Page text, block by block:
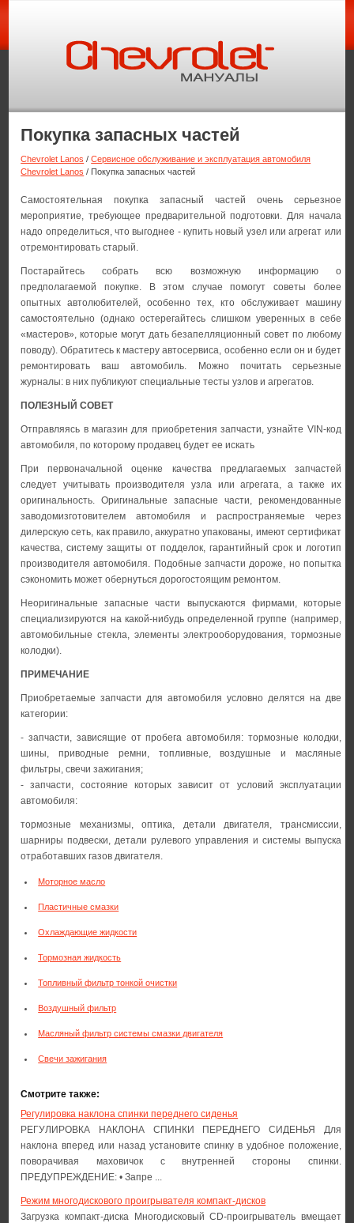
Покупка запасных частей
Chevrolet Lanos /Сервисное обслуживание и эксплуатация автомобиля
Chevrolet Lanos / Покупка запасных частей
Самостоятельная покупка запасный частей очень серьезное
мероприятие, требующее предварительной подготовки. Для начала
надо определиться, что выгоднее - купить новый узел или агрегат или
отремонтировать старый.
Постарайтесь собрать всю возможную информацию о
предполагаемой покупке. В этом случае помогут советы более
опытных автолюбителей, особенно тех, кто обслуживает машину
самостоятельно (однако остерегайтесь слишком уверенных в себе
«мастеров», которые могут дать безапелляционный совет по любому
поводу). Обратитесь к мастеру автосервиса, особенно если он и будет
ремонтировать ваш автомобиль. Можно почитать серьезные
журналы: в них публикуют специальные тесты узлов и агрегатов.
ПОЛЕЗНЫЙ СОВЕТ
Отправляясь в магазин для приобретения запчасти, узнайте VIN-код
автомобиля, по которому продавец будет ее искать
При первоначальной оценке качества предлагаемых запчастей
следует учитывать производителя узла или агрегата, а также их
оригинальность. Оригинальные запасные части, рекомендованные
заводомизготовителем автомобиля и распространяемые через
дилерскую сеть, как правило, аккуратно упакованы, имеют сертификат
качества, систему защиты от подделок, гарантийный срок и логотип
производителя автомобиля. Подобные запчасти дороже, но попытка
сэкономить может обернуться дорогостоящим ремонтом.
Неоригинальные запасные части выпускаются фирмами, которые
специализируются на какой-нибудь определенной группе (например,
автомобильные стекла, элементы электрооборудования, тормозные
колодки).
ПРИМЕЧАНИЕ
Приобретаемые запчасти для автомобиля условно делятся на две
категории:
- запчасти, зависящие от пробега автомобиля: тормозные колодки,
шины, приводные ремни, топливные, воздушные и масляные
фильтры, свечи зажигания;
- запчасти, состояние которых зависит от условий эксплуатации
автомобиля:
тормозные механизмы, оптика, детали двигателя, трансмиссии,
шарниры подвески, детали рулевого управления и системы выпуска
отработавших газов двигателя.
Моторное масло
Пластичные смазки
Охлаждающие жидкости
Тормозная жидкость
Топливный фильтр тонкой очистки
Воздушный фильтр
Масляный фильтр системы смазки двигателя
Свечи зажигания
Смотрите также:
Регулировка наклона спинки переднего сиденья
РЕГУЛИРОВКА НАКЛОНА СПИНКИ ПЕРЕДНЕГО СИДЕНЬЯ Для
наклона вперед или назад установите спинку в удобное положение,
поворачивая маховичок с внутренней стороны спинки.
ПРЕДУПРЕЖДЕНИЕ: • Запре ...
Режим многодискового проигрывателя компакт-дисков
Загрузка компакт-диска Многодисковый CD-проигрыватель вмещает